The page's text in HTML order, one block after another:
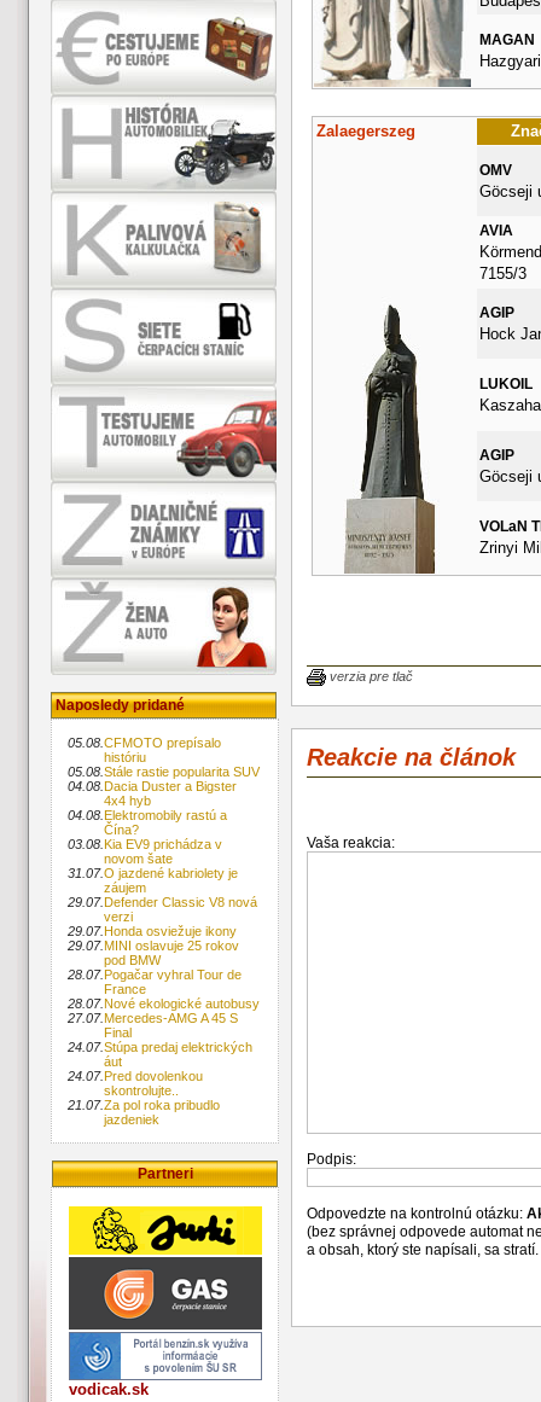
Naposledy pridané
05.08.CFMOTO prepísalo
históriu
05.08.Stále rastie popularita SUV
04.08.Dacia Duster a Bigster
4x4 hyb
04.08.Elektromobily rastú a
Čína?
03.08.Kia EV9 prichádza v
novom šate
31.07.O jazdené kabriolety je
záujem
29.07.Defender Classic V8 nová
verzi
29.07.Honda osviežuje ikony
29.07.MINI oslavuje 25 rokov
pod BMW
28.07.Pogačar vyhral Tour de
France
28.07.Nové ekologické autobusy
27.07.Mercedes-AMG A 45 S
Final
24.07.Stúpa predaj elektrických
áut
24.07.Pred dovolenkou
skontrolujte..
21.07.Za pol roka pribudlo
jazdeniek
Partneri
vodicak.sk
MAGAN
Zalaegerszeg
OMV
Göcseji
AVIA
7155/3
AGIP
Hock
LUKOIL
AGIP
Göcseji
VOLaN
Zrinyi
verzia pre tlač
Reakcie na článok
Vaša reakcia:
Podpis:
Odpovedzte na kontrolnú otázku:
(bez správnej odpovede automat
a obsah, ktorý ste napísali, sa